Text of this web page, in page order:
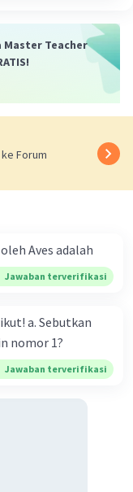
Master Teacher
Forum
Aves adalah
Jawaban terverifikasi
nomor 1?
Jawaban terverifikasi